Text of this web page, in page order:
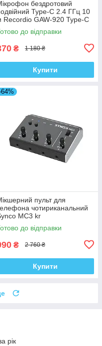
бездротовий
Type-C 2.4 ГГц 10
Recordio GAW-920 Type-C
до відправки
₴ 1 180 ₴
Купити
пульт для
чотириканальний
MC3 kr
до відправки
₴ 2 760 ₴
Купити
рік